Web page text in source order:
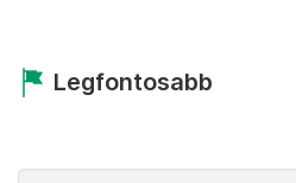
Legfontosabb